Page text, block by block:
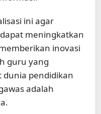
ini agar
meningkatkan
inovasi
guru yang
pendidikan
adalah